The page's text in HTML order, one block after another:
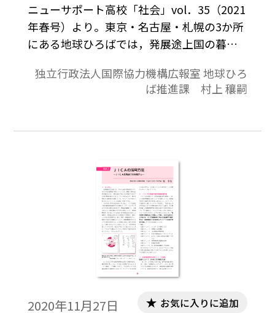
ニューサポート高校「社会」vol．35（2021
年春号）より。東京・名古屋・札幌の3か所
にある地球ひろばでは，発展途上国の暮ら
実情などを見て・聞いて・さわって体験で
きる展示と，途上国での活動体験談や開発
提供しています。青年海外協力隊経験者によ
すく案内したり，学習プログラムを実施し
たりしています。他の国内13拠点でも展示
や訪問プログラムを提供しています。
独立行政法人国際協力機構広報室 地球ひろ
ば推進課 村上 穰嗣
2020年11月27日 お気に入りに追加